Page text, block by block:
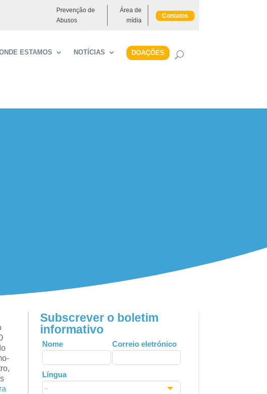
Prevenção de
Abusos
Área de
mídia
Contatos
ESTAMOS NOTÍCIAS DOAÇÕES
Subscrever o boletim
informativo
Leave
this
field
blank
Nome Correio eletrónico
Língua